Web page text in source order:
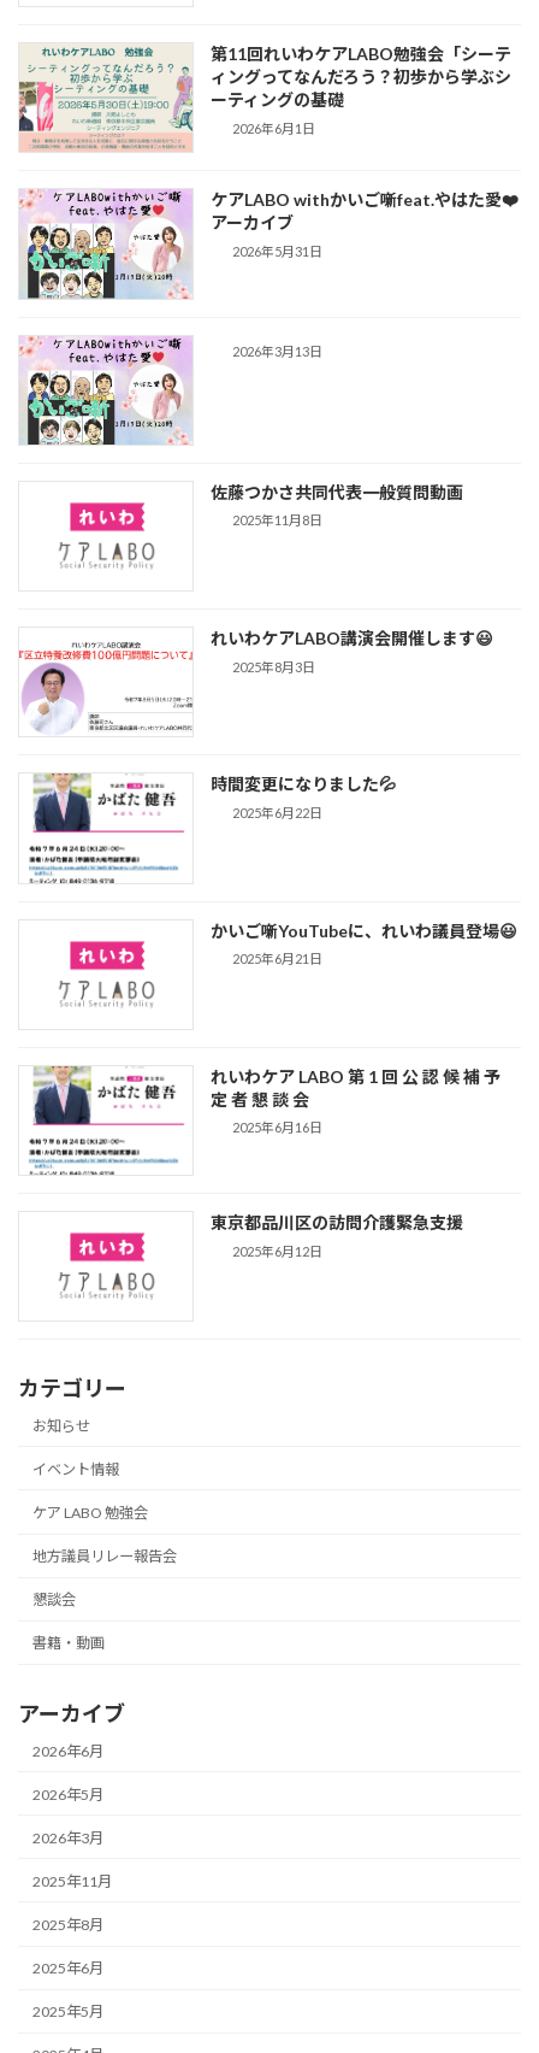
第11回れいわケアLABO勉強会「シーテ
ィングってなんだろう？初歩から学ぶシ
ーティングの基礎
2026年6月1日
ケアLABO withかいご噺feat.やはた愛❤️
アーカイブ
2026年5月31日
2026年3月13日
佐藤つかさ共同代表一般質問動画
2025年11月8日
れいわケアLABO講演会開催します😃
2025年8月3日
時間変更になりました💦
2025年6月22日
かいご噺YouTubeに、れいわ議員登場😃
2025年6月21日
れいわケア LABO 第 1 回 公 認 候 補 予
定 者 懇 談 会
2025年6月16日
東京都品川区の訪問介護緊急支援
2025年6月12日
カテゴリー
お知らせ
イベント情報
ケア LABO 勉強会
地方議員リレー報告会
懇談会
書籍・動画
アーカイブ
2026年6月
2026年5月
2026年3月
2025年11月
2025年8月
2025年6月
2025年5月